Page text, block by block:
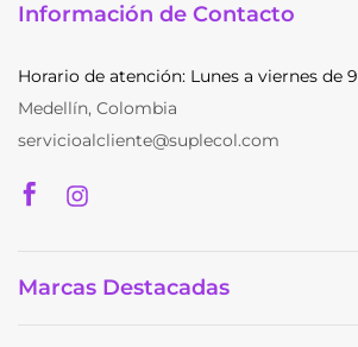
Información de Contacto
Horario de atención: Lunes a viernes de
Medellín, Colombia
servicioalcliente@suplecol.com
Marcas Destacadas